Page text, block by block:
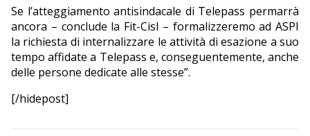
Se l’atteggiamento antisindacale di Telepass permarrà
ancora – conclude la Fit-Cisl – formalizzeremo ad ASPI
la richiesta di internalizzare le attività di esazione a suo
tempo affidate a Telepass e, conseguentemente, anche
delle persone dedicate alle stesse”.
[/hidepost]